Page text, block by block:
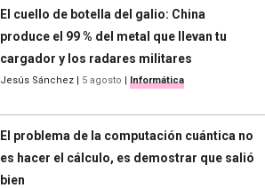
El cuello de botella del galio: China
produce el 99 % del metal que llevan tu
cargador y los radares militares
Jesús Sánchez | 5 agosto | Informática
El problema de la computación cuántica no
es hacer el cálculo, es demostrar que salió
bien